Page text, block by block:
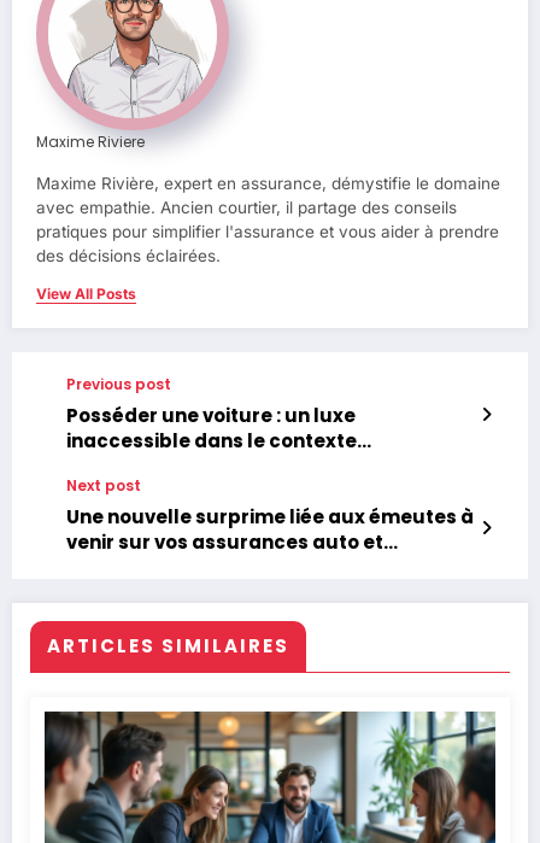
Maxime Riviere
Maxime Rivière, expert en assurance, démystifie le domaine
avec empathie. Ancien courtier, il partage des conseils
pratiques pour simplifier l'assurance et vous aider à prendre
des décisions éclairées.
View All Posts
Previous post
Posséder une voiture : un luxe
inaccessible dans le contexte
Next post
Une nouvelle surprime liée aux émeutes à
venir sur vos assurances auto et
ARTICLES SIMILAIRES